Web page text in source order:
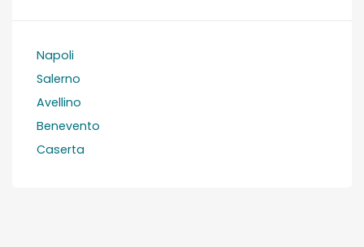
Napoli
Salerno
Avellino
Benevento
Caserta